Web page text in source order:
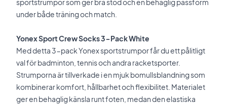
sportstrumpor som ger bra stöd och en behaglig passform
under både träning och match.
Yonex Sport Crew Socks 3-Pack White
Med detta 3-pack Yonex sportstrumpor får du ett pålitligt
val för badminton, tennis och andra racketsporter.
Strumporna är tillverkade i en mjuk bomullsblandning som
kombinerar komfort, hållbarhet och flexibilitet. Materialet
ger en behaglig känsla runt foten, medan den elastiska